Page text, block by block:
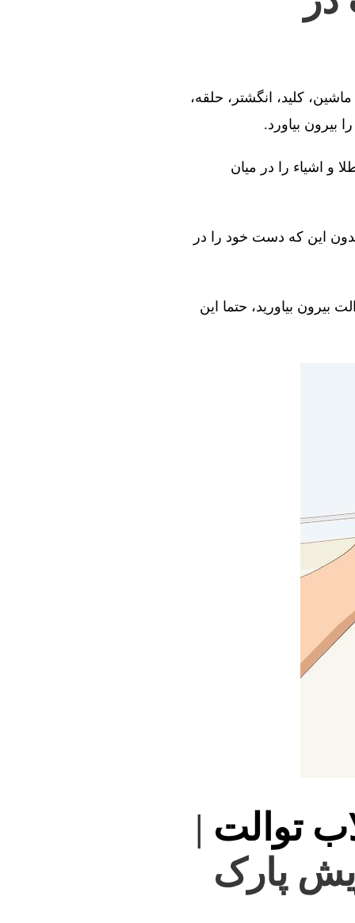
کلید، انگشتر، حلقه،
بیرون بیاورد.
و اشیاء را در میان
این که دست خود را در
بیرون بیاورید، حتما این
توالت |
پارک